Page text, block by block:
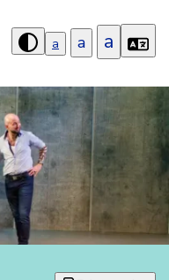
Hoog
aanzetten
a a a